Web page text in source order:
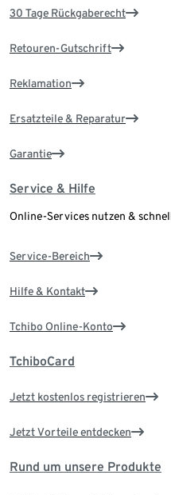
30 Tage Rückgaberecht
Retouren-Gutschrift
Reklamation
Ersatzteile & Reparatur
Garantie
Service & Hilfe
Online-Services nutzen &
Service-Bereich
Hilfe & Kontakt
Tchibo Online-Konto
TchiboCard
Jetzt kostenlos registrieren
Jetzt Vorteile entdecken
Rund um unsere Produkte